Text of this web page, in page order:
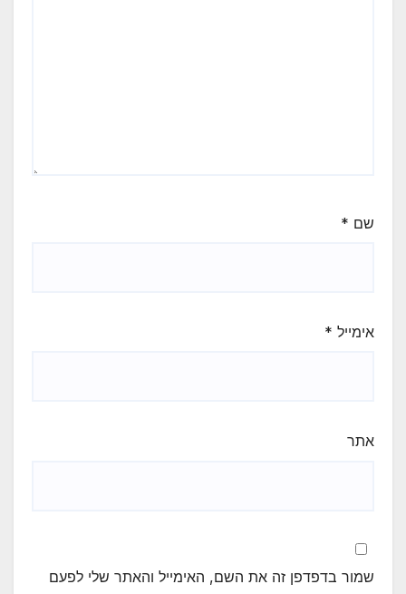
שם *
אימייל *
אתר
שמור בדפדפן זה את השם, האימייל והאתר שלי לפעם